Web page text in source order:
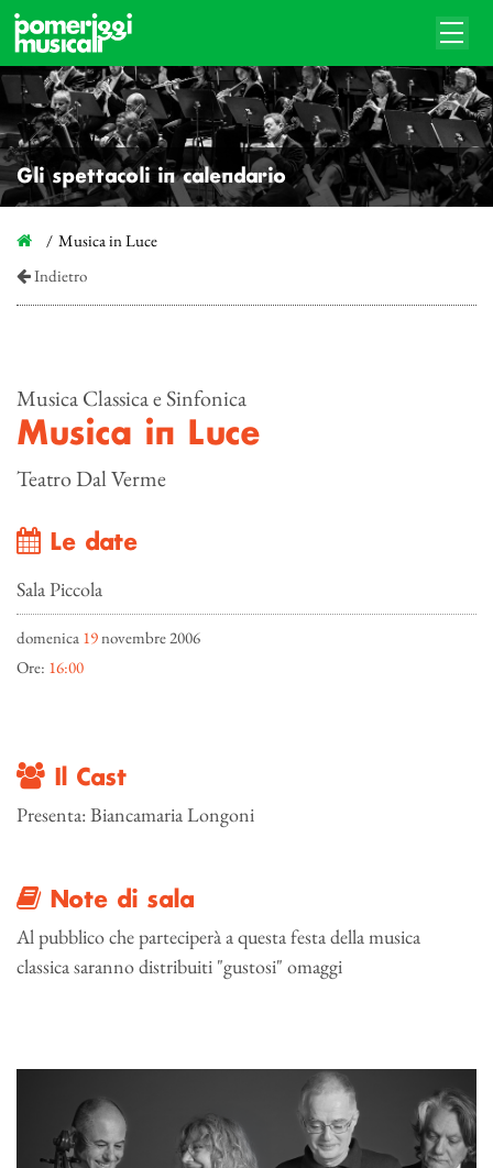
Gli spettacoli in calendario
Musica in Luce
Indietro
Musica Classica e Sinfonica
Musica in Luce
Teatro Dal Verme
Le date
Sala Piccola
domenica 19novembre 2006
Ore: 16:00
Il Cast
Presenta: Biancamaria Longoni
Note di sala
Al pubblico che parteciperà a questa festa della musica
classica saranno distribuiti "gustosi" omaggi